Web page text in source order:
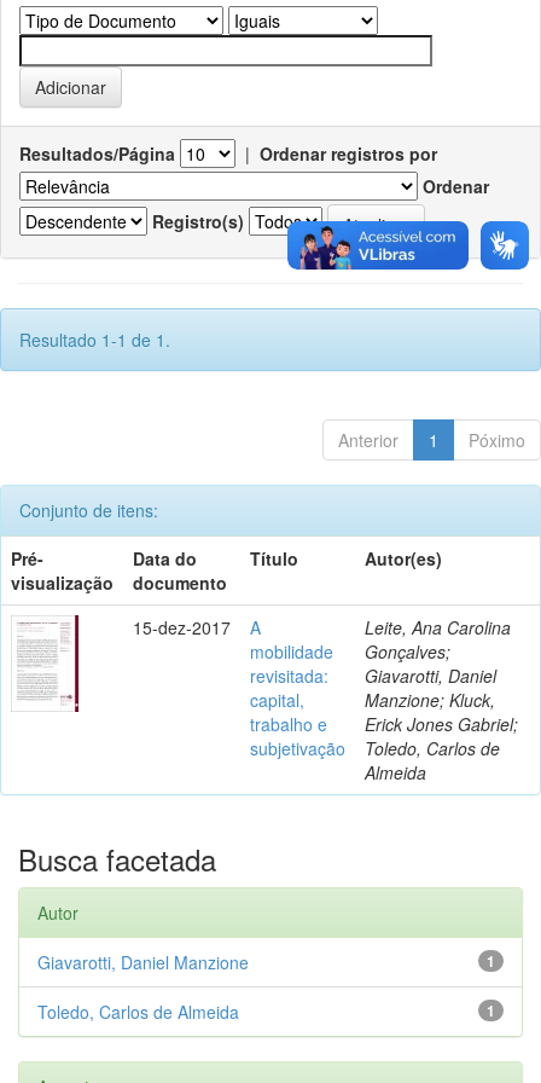
Resultados/Página | Ordenar registros por
Ordenar
Registro(s)
Resultado 1-1 de 1.
Anterior 1 Póximo
Conjunto de itens:
Pré-
visualização
Data do
documento
Título Autor(es)
15-dez-2017
A
mobilidade
revisitada:
capital,
trabalho e
subjetivação
Leite, Ana Carolina
Gonçalves;
Giavarotti, Daniel
Manzione; Kluck,
Erick Jones Gabriel;
Toledo, Carlos de
Almeida
Busca facetada
Autor
1
Giavarotti, Daniel Manzione
1
Toledo, Carlos de Almeida